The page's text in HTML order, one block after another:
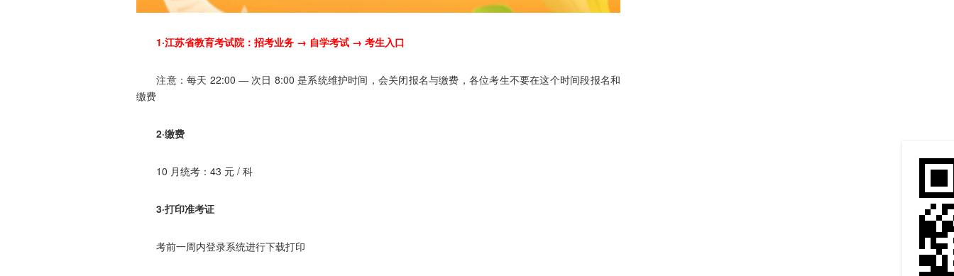
1·江苏省教育考试院：招考业务 → 自学考试 → 考生入口
注意：每天 22:00 — 次日 8:00 是系统维护时间，会关闭报名与缴费，各位考生不要在这个时间段报名和
缴费
2·缴费
10 月统考：43 元 / 科
3·打印准考证
考前一周内登录系统进行下载打印